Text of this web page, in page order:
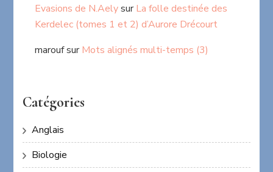
Evasions de N.AelysurLa folle destinée des
Kerdelec (tomes 1 et 2) d’Aurore Drécourt
maroufsurMots alignés multi-temps (3)
Catégories
Anglais
Biologie